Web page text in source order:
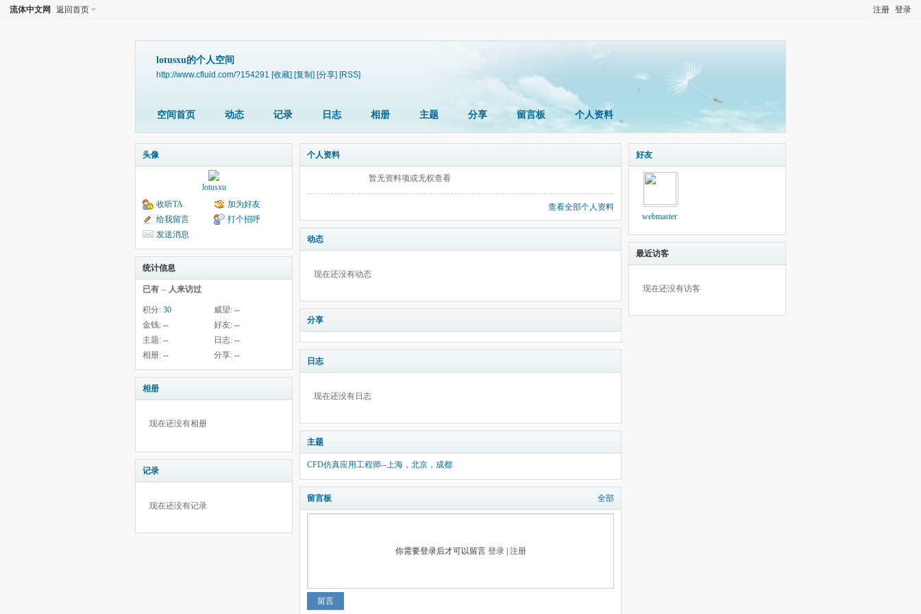
注册 登录
流体中文网 返回首页
lotusxu的个人空间
http://www.cfluid.com/?154291 [收藏] [复制] [分享] [RSS]
空间首页 动态 记录 日志 相册 主题 分享 留言板 个人资料
头像
lotusxu
收听TA
加为好友
给我留言
打个招呼
发送消息
统计信息
已有 -- 人来访过
积分: 30 威望: --
金钱: -- 好友: --
主题: -- 日志: --
相册: -- 分享: --
相册
现在还没有相册
记录
现在还没有记录
个人资料
暂无资料项或无权查看
查看全部个人资料
动态
现在还没有动态
分享
日志
现在还没有日志
主题
CFD仿真应用工程师--上海，北京，成都
留言板 全部
你需要登录后才可以留言 登录| 注册
留言
好友
webmaster
最近访客
现在还没有访客